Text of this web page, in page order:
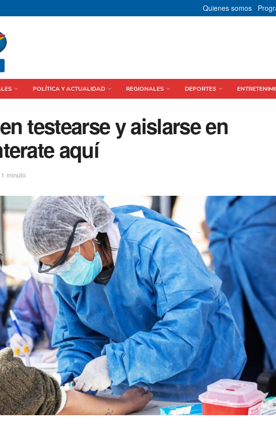
Quienes somos
POLÍTICA Y ACTUALIDAD REGIONALES DEPORTES
testearse y aislarse en
aquí
minuto